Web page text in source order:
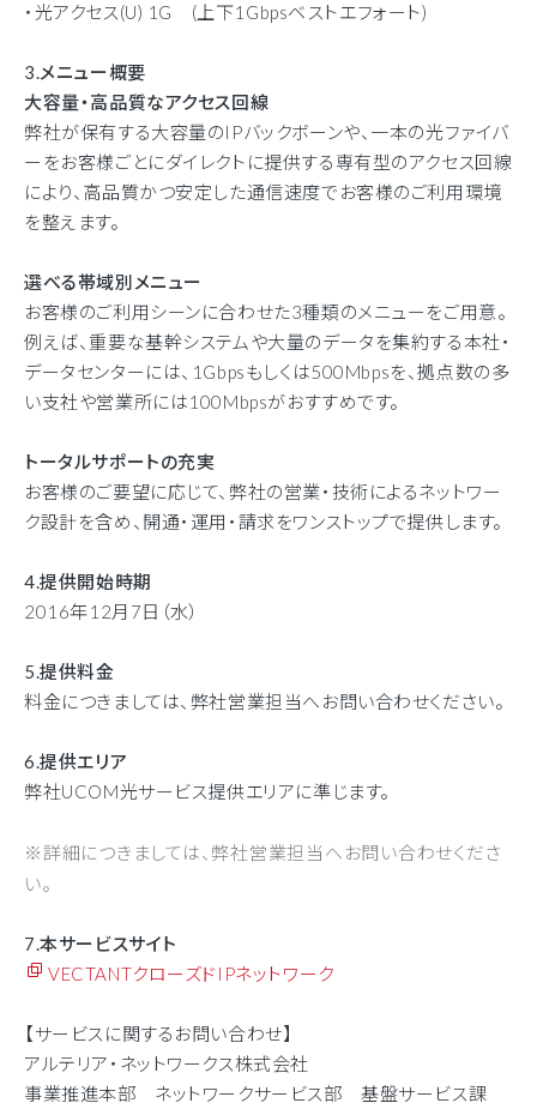
・光アクセス(U) 1G (上下1Gbpsベストエフォート)
3.メニュー概要
大容量・高品質なアクセス回線
弊社が保有する大容量のIPバックボーンや、一本の光ファイバ
ーをお客様ごとにダイレクトに提供する専有型のアクセス回線
により、高品質かつ安定した通信速度でお客様のご利用環境
を整えます。
選べる帯域別メニュー
お客様のご利用シーンに合わせた3種類のメニューをご用意。
例えば、重要な基幹システムや大量のデータを集約する本社・
データセンターには、1Gbpsもしくは500Mbpsを、拠点数の多
い支社や営業所には100Mbpsがおすすめです。
トータルサポートの充実
お客様のご要望に応じて、弊社の営業・技術によるネットワー
ク設計を含め、開通・運用・請求をワンストップで提供します。
4.提供開始時期
2016年12月7日（水）
5.提供料金
料金につきましては、弊社営業担当へお問い合わせください。
6.提供エリア
弊社UCOM光サービス提供エリアに準じます。
※詳細につきましては、弊社営業担当へお問い合わせくださ
い。
7.本サービスサイト
VECTANTクローズドIPネットワーク
【サービスに関するお問い合わせ】
アルテリア・ネットワークス株式会社
事業推進本部 ネットワークサービス部 基盤サービス課